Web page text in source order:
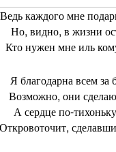
Ведь каждого мне
Но, видно, в жизни
Кто нужен мне иль
Я благодарна всем за
Возможно, они
А сердце по-
Откровоточит,